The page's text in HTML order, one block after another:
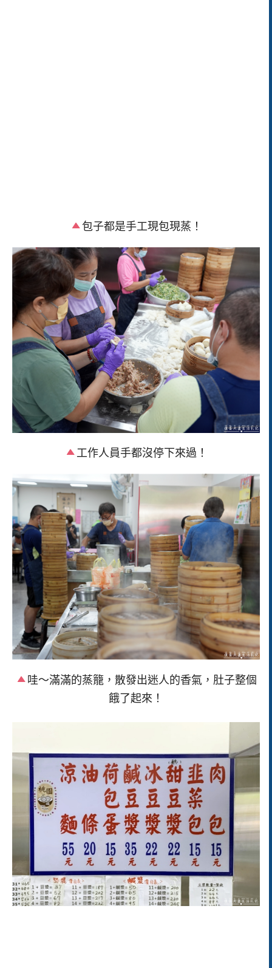
包子都是手工現包現蒸！
工作人員手都沒停下來過！
哇～滿滿的蒸籠，散發出迷人的香氣，肚子整個
餓了起來！